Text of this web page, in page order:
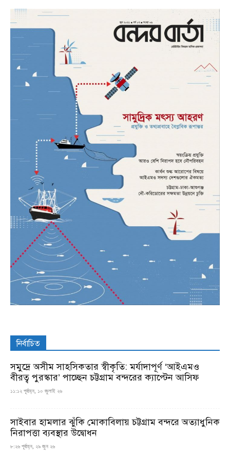
নির্বাচিত
সমুদ্রে অসীম সাহসিকতার স্বীকৃতি: মর্যাদাপূর্ণ ‘আইএমও
বীরত্ব পুরস্কার’ পাচ্ছেন চট্টগ্রাম বন্দরের ক্যাপ্টেন আসিফ
১১:১২ পূর্বাহ্ন, ১০ জুলাই ২৬
সাইবার হামলার ঝুঁকি মোকাবিলায় চট্টগ্রাম বন্দরে অত্যাধুনিক
নিরাপত্তা ব্যবস্থার উদ্বোধন
৮:২৬ পূর্বাহ্ন, ২৯ জুন ২৬